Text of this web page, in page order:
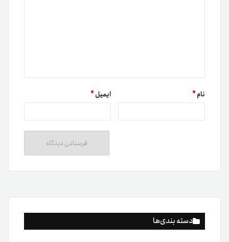
دسته بندی‌ها
نام* ایمیل*